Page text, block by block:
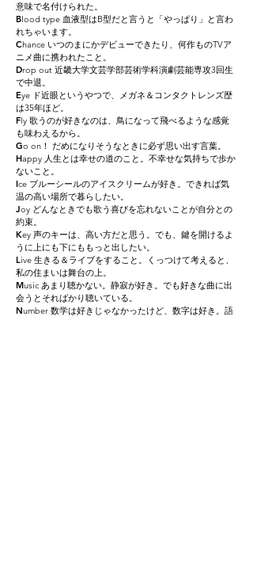
意味で名付けられた。
Blood type 血液型はB型だと言うと「やっぱり」と言わ
れちゃいます。
Chance いつのまにかデビューできたり、何作ものTVア
ニメ曲に携われたこと。
Drop out 近畿大学文芸学部芸術学科演劇芸能専攻3回生
で中退。
Eye ド近眼というやつで、メガネ＆コンタクトレンズ歴
は35年ほど。
Fly 歌うのが好きなのは、鳥になって飛べるような感覚
も味わえるから。
Go on！ だめになりそうなときに必ず思い出す言葉。
Happy 人生とは幸せの道のこと。不幸せな気持ちで歩か
ないこと。
Ice ブルーシールのアイスクリームが好き。できれば気
温の高い場所で暮らしたい。
Joy どんなときでも歌う喜びを忘れないことが自分との
約束。
Key 声のキーは、高い方だと思う。でも、鍵を開けるよ
うに上にも下にももっと出したい。
Live 生きる＆ライブをすること。くっつけて考えると、
私の住まいは舞台の上。
Music あまり聴かない。静寂が好き。でも好きな曲に出
会うとそればかり聴いている。
Number 数学は好きじゃなかったけど、数字は好き。語